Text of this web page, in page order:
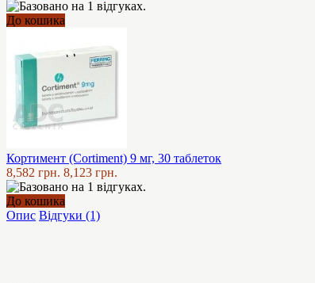
До кошика
Кортимент (Cortiment) 9 мг, 30 таблеток
8,582 грн. 8,123 грн.
До кошика
Опис Відгуки (1)